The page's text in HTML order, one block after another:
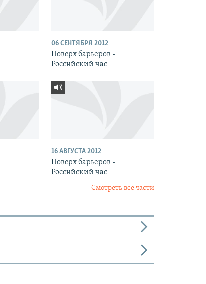
06 СЕНТЯБРЯ 2012
Поверх барьеров -
Российский час
16 АВГУСТА 2012
Поверх барьеров -
Российский час
Смотреть все части